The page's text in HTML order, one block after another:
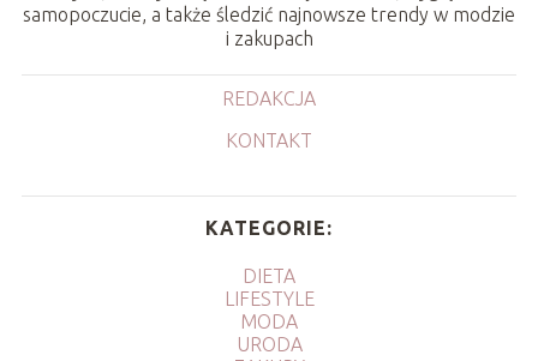
samopoczucie, a także śledzić najnowsze trendy w modzie
i zakupach
REDAKCJA
KONTAKT
KATEGORIE:
DIETA
LIFESTYLE
MODA
URODA